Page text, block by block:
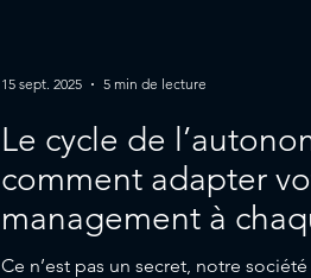
Le cycle de
comment adapter
management à
collaborateur ?
Ce n’est pas un secret, notre
15 sept. 2025 5 min de lecture